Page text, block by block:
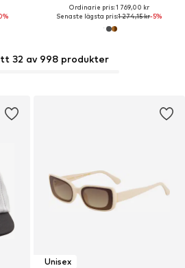
Ordinarie pris: 1 769,00 kr
Senaste lägsta pris:1 274,15 kr-5%
32 av 998 produkter
Unisex